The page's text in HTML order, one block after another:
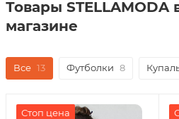
Товары STELLAMODA
магазине
Все 13 Футболки 8
Стоп цена